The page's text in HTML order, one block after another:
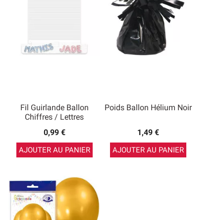
Fil Guirlande Ballon
Chiffres / Lettres
0,99 €
AJOUTER AU PANIER
Poids Ballon Hélium Noir
1,49 €
AJOUTER AU PANIER